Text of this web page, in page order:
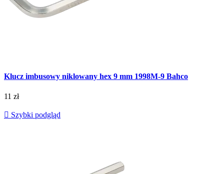
Klucz imbusowy niklowany hex 9 mm 1998M-9 Bahco
11 zł
 Szybki podgląd